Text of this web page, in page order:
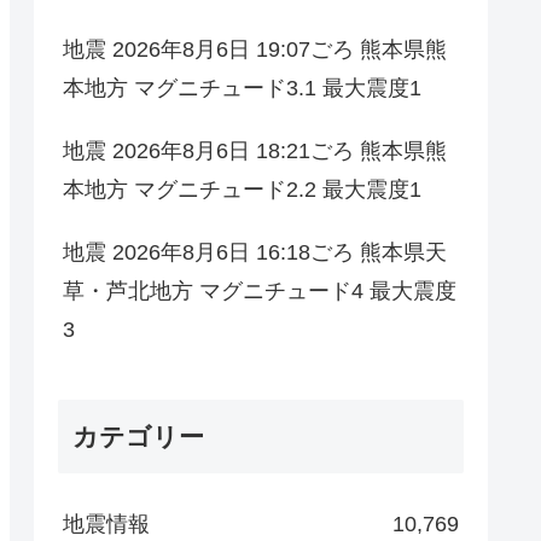
地震 2026年8月6日 19:07ごろ 熊本県熊
本地方 マグニチュード3.1 最大震度1
地震 2026年8月6日 18:21ごろ 熊本県熊
本地方 マグニチュード2.2 最大震度1
地震 2026年8月6日 16:18ごろ 熊本県天
草・芦北地方 マグニチュード4 最大震度
3
カテゴリー
地震情報 10,769